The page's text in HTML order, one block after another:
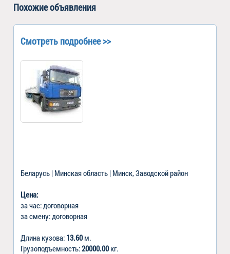
Похожие объявления
Смотреть подробнее >>
Беларусь | Минская область | Минск, Заводской район
Цена:
за час: договорная
за смену: договорная
Длина кузова: 13.60м.
Грузоподъемность:20000.00кг.